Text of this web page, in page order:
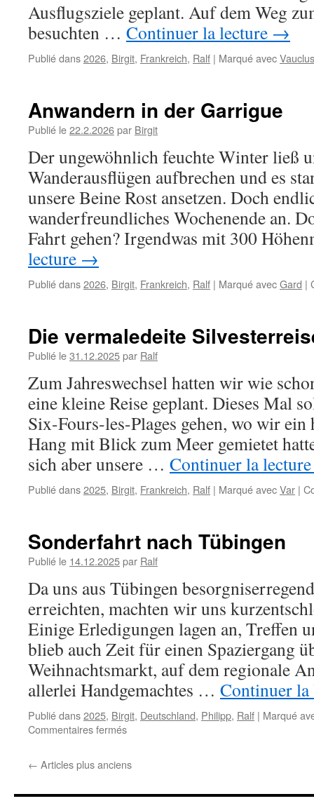
Ausflugsziele geplant. Auf dem Weg
besuchten … Continuer la lecture →
Publié dans2026, Birgit, Frankreich, Ralf | Marqué avec
Anwandern in der Garrigue
Publié le22.2.2026par Birgit
Der ungewöhnlich feuchte Winter ließ
Wanderausflügen aufbrechen und es
unsere Beine Rost ansetzen. Doch
wanderfreundliches Wochenende an.
Fahrt gehen? Irgendwas mit 300
lecture →
Publié dans2026, Birgit, Frankreich, Ralf | Marqué avecGard |
Die vermaledeite
Publié le31.12.2025par Ralf
Zum Jahreswechsel hatten wir wie
eine kleine Reise geplant. Dieses Mal
Six-Fours-les-Plages gehen, wo wir ein
Hang mit Blick zum Meer gemietet
sich aber unsere … Continuer la
Publié dans2025, Birgit, Frankreich, Ralf | Marqué avecVar |
Sonderfahrt nach Tübingen
Publié le 14.12.2025par Ralf
Da uns aus Tübingen
erreichten, machten wir uns
Einige Erledigungen lagen an, Treffen
blieb auch Zeit für einen Spaziergang
Weihnachtsmarkt, auf dem regionale
allerlei Handgemachtes … Continuer
Publié dans2025, Birgit, Deutschland, Philipp, Ralf | Marqué
Commentaires ferméssur
Tübingen
← Articles plus anciens